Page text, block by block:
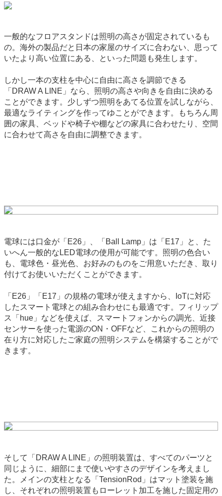
一般的なフロアスタンドは照明の高さが固定されているも
の。海外の製品だと日本の家屋のサイズに合わない、思って
いたより高い位置にある、といった問題も発生します。
しかし一本の支柱を中心に自由に高さを調節できる
「DRAW A LINE」なら、照明の高さや向きを自由に決める
ことができます。少しずつ照明をあてる位置を試しながら、
最適なライティングを作ってゆことができます。もちろん周
囲の家具、ベッドや椅子や棚などの家具に合わせたり、空間
に合わせて高さを自由に調整できます。
電球には口金が「E26」、「Ball Lamp」は「E17」と、た
いへん一般的なLED電球の使用が可能です。照明の色合い
も、電球色・昼光色、お好みのものをご用意いただき、取り
付けてお使いいただくことができます。
「E26」「E17」の規格の電球が使えますから、IoTに対応
したスマート電球との組み合わせにも最適です。フィリップ
ス「hue」などを使えば、スマートフォンからの調光、近接
センサーを使った電源のON・OFFなど、これからの照明の
在り方に対応したご家庭の照明システムを構築することがで
きます。
そして「DRAW A LINE」の照明装置は、すべてのパーツと
同じように、細部にまで使いやすさのデザインを考えまし
た。メインの支柱となる「TensionRod」はマット塗装を施
し、それぞれの照明装置もローレット加工を施した固定用の